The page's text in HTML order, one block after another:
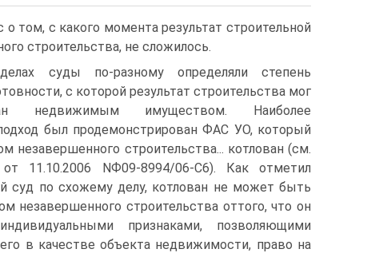
том, с какого момента результат строительной
строительства, не сложилось.
суды по-разному определяли степень
с которой результат строительства мог
недвижимым имуществом. Наиболее
был продемонстрирован ФАС УО, который
незавершенного строительства... котлован (см.
от 11.10.2006 NФ09-8994/06-С6). Как отметил
суд по схожему делу, котлован не может быть
незавершенного строительства оттого, что он
признаками, позволяющими
в качестве объекта недвижимости, право на